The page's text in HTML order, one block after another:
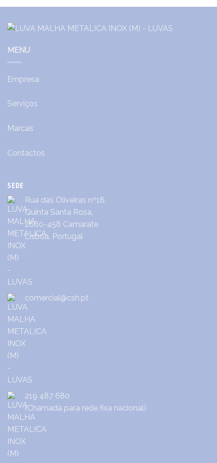
MENU
Empresa
Serviços
Marcas
Contactos
SEDE
Rua das Oliveiras nº18,
Quinta Santa Rosa,
2680-458 Camarate
Lisboa, Portugal
comercial@csh.pt
219 487 680
(Chamada para rede fixa nacional)